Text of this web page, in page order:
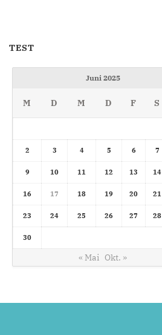
TEST
Juni 2025
M D M D F S
2 3 4 5 6 7
9 10 11 12 13 14
16 17 18 19 20 21
23 24 25 26 27 28
30
« Mai Okt. »